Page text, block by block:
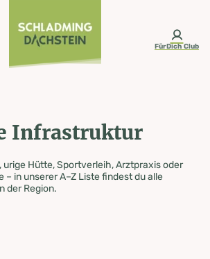
FürDich Club
Infrastruktur
urige Hütte, Sportverleih, Arztpraxis oder
– in unserer A–Z Liste findest du alle
der Region.